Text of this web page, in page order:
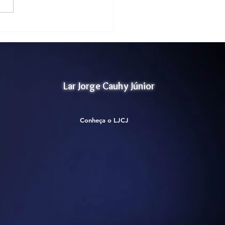
Lar Jorge Cauhy Júnior
Conheça o LJCJ